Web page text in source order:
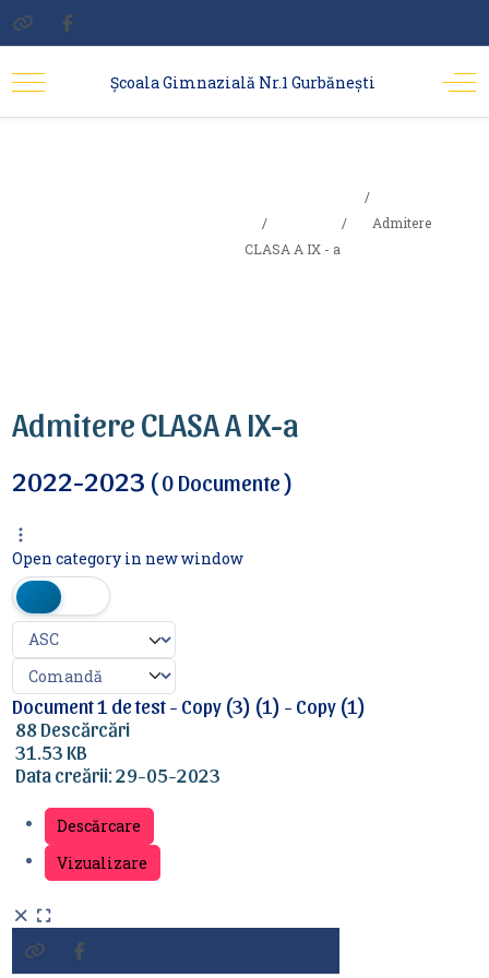
Școala Gimnazială Nr.1 Gurbănești
Admitere
CLASA A IX - a
Admitere CLASA A IX-a
2022-2023 ( 0 Documente )
Open category in new window
Document 1 de test - Copy (3) (1) - Copy (1)
88 Descărcări
31.53 KB
Data creării:29-05-2023
Descărcare
Vizualizare